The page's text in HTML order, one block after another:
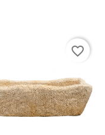
favorite_border